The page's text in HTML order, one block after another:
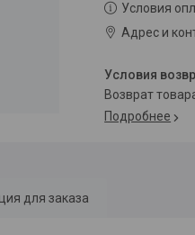
Условия
Адрес и
возврат
Подробнее
для заказа